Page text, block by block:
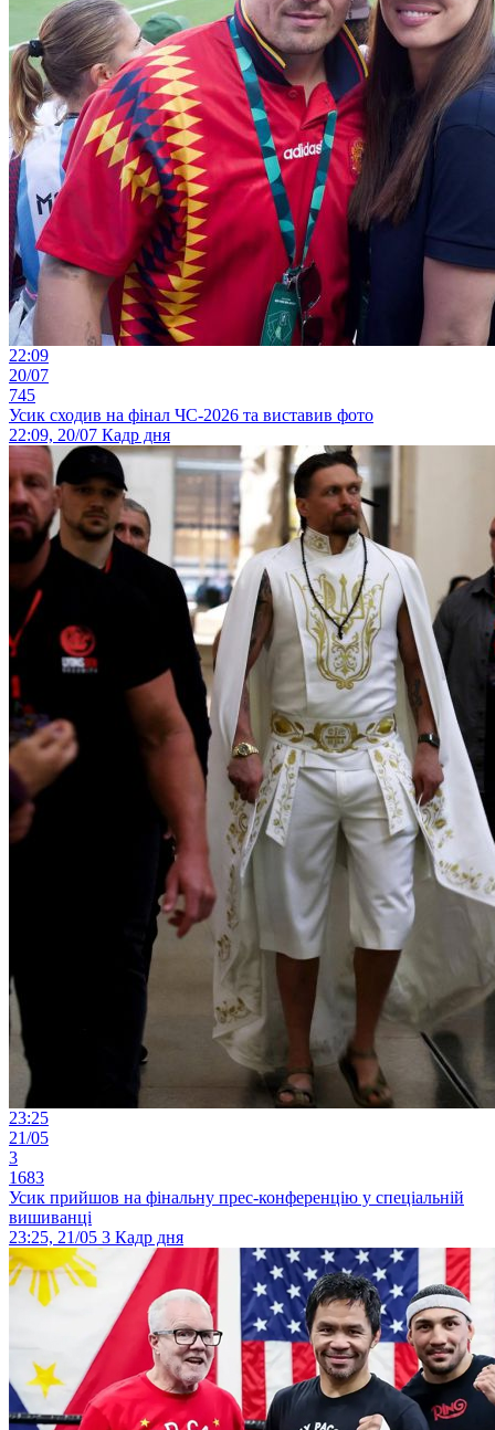
22:09
20/07
745
Усик сходив на фінал ЧС-2026 та виставив фото
22:09, 20/07 Кадр дня
23:25
21/05
3
1683
Усик прийшов на фінальну прес-конференцію у спеціальній
вишиванці
23:25, 21/05 3 Кадр дня